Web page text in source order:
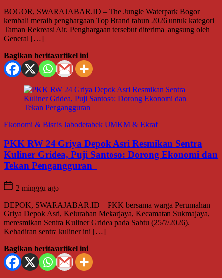
BOGOR, SWARAJABAR.ID – The Jungle Waterpark Bogor
kembali meraih penghargaan Top Brand tahun 2026 untuk kategori
Taman Rekreasi Air. Penghargaan tersebut diterima langsung oleh
General […]
Bagikan berita/artikel ini
Ekonomi & Bisnis Jabodetabek UMKM & Ekraf
PKK RW 24 Griya Depok Asri Resmikan Sentra
Kuliner Gridea, Puji Santoso: Dorong Ekonomi dan
Tekan Pengangguran
2 minggu ago
DEPOK, SWARAJABAR.ID – PKK bersama warga Perumahan
Griya Depok Asri, Kelurahan Mekarjaya, Kecamatan Sukmajaya,
meresmikan Sentra Kuliner Gridea pada Sabtu (25/7/2026).
Kehadiran sentra kuliner ini […]
Bagikan berita/artikel ini